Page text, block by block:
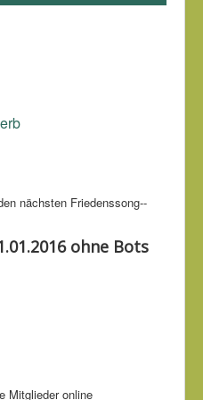
nächsten Friedens­song-­
ohne Bots
Mitglieder online